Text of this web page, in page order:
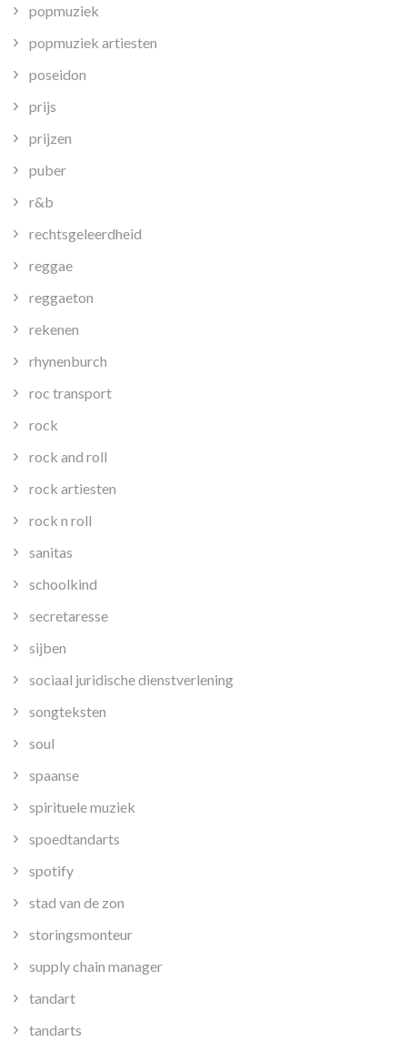
popmuziek
popmuziek artiesten
poseidon
prijs
prijzen
puber
r&b
rechtsgeleerdheid
reggae
reggaeton
rekenen
rhynenburch
roc transport
rock
rock and roll
rock artiesten
rock n roll
sanitas
schoolkind
secretaresse
sijben
sociaal juridische dienstverlening
songteksten
soul
spaanse
spirituele muziek
spoedtandarts
spotify
stad van de zon
storingsmonteur
supply chain manager
tandart
tandarts